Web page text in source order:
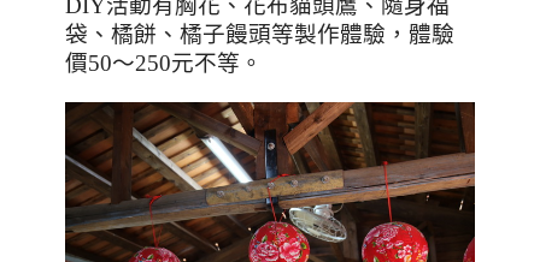
DIY活動有胸花、花布貓頭鷹、隨身福
袋、橘餅、橘子饅頭等製作體驗，體驗
價50～250元不等。